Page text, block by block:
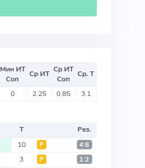
Мин ИТ
Соп
Ср ИТ Ср ИТ
Соп
Ср. Т
0 2.25 0.85 3.1
Т
Рез.
10 Р 4:6
3 Р 1:2